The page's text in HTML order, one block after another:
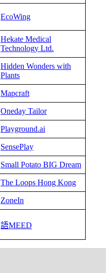
EcoWing
Hekate Medical
Technology Ltd.
Hidden Wonders with
Plants
Mapcraft
Oneday Tailor
Playground.ai
SensePlay
Small Potato BIG Dream
The Loops Hong Kong
ZoneIn
語MEED